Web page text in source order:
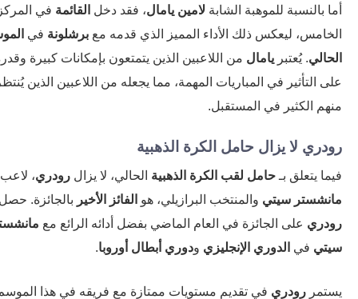
بالنسبة للموهبة الشابة لامين يامال ، فقد دخلالقائمة في المركز
ليعكس ذلك الأداء المميز الذي قدمه معبرشلونة فيالموسم
. يُعتبر يامال من اللاعبين الذين يتمتعون بإمكانات كبيرة وقدرة
التأثير في المباريات المهمة، مما يجعله من اللاعبين الذين يُنتظر
الكثير في المستقبل.
لا يزال حامل الكرة الذهبية
يتعلق بـحامل لقب الكرة الذهبية الحالي، لا يزالرودري ، لاعب
سيتي والمنتخب البرازيلي، هوالفائز الأخير
بالجائزة. حصل
على الجائزة في العام الماضي بفضل أدائه الرائع مع مانشستر
فيالدوري الإنجليزيودوري أبطال أوروبا
رودري في تقديم مستويات ممتازة مع فريقه في هذا الموسم،